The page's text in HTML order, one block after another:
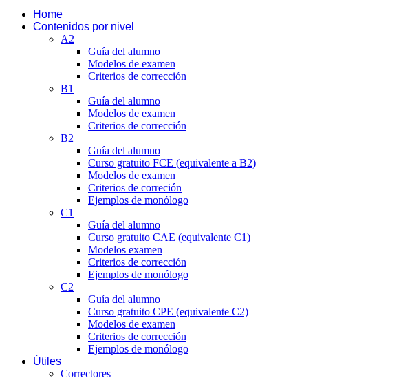
Home
Contenidos por nivel
A2
Guía del alumno
Modelos de examen
Criterios de corrección
B1
Guía del alumno
Modelos de examen
Criterios de corrección
B2
Guía del alumno
Curso gratuito FCE (equivalente a B2)
Modelos de examen
Criterios de correción
Ejemplos de monólogo
C1
Guía del alumno
Curso gratuito CAE (equivalente C1)
Modelos examen
Criterios de corrección
Ejemplos de monólogo
C2
Guía del alumno
Curso gratuito CPE (equivalente C2)
Modelos de examen
Criterios de corrección
Ejemplos de monólogo
Útiles
Correctores